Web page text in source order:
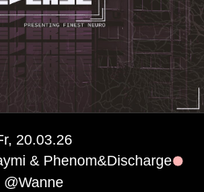
20.03.26
& Phenom&Discharge
@Wanne